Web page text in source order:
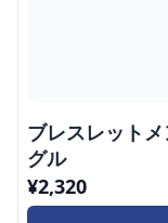
ブレスレット
グル
¥2,320